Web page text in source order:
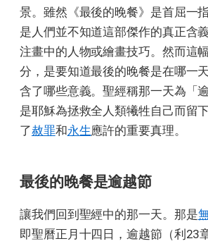
景。雖然《最後的晚餐》是首屈一
是人們並不知道這部傑作的真正含
注畫中的人物或繪畫技巧。然而這
分，是要知道最後的晚餐是在哪一
含了哪些意義。聖經稱那一天為「
是耶穌為拯救全人類犧牲自己而留
了赦罪和永生應許的重要真理。
最後的晚餐是逾越節
讓我們回到聖經中的那一天。那是
即聖曆正月十四日，逾越節（利23